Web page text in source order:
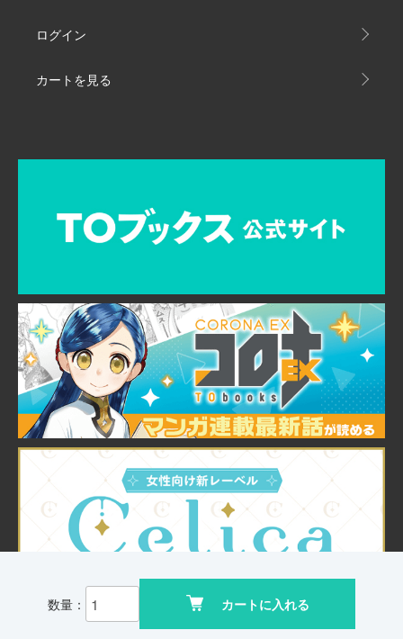
数量： カートに入れる
ログイン
カートを見る